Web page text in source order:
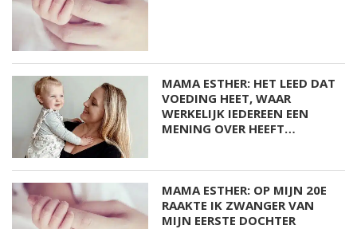
MAMA ESTHER: HET LEED DAT
VOEDING HEET, WAAR
WERKELIJK IEDEREEN EEN
MENING OVER HEEFT…
MAMA ESTHER: OP MIJN 20E
RAAKTE IK ZWANGER VAN
MIJN EERSTE DOCHTER